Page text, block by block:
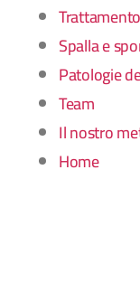
Spalla e
Patologie
Team
Il nostro
Home